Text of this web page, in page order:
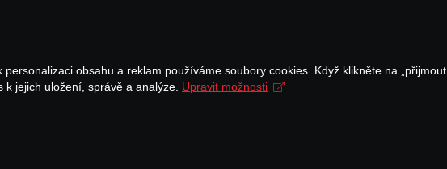
obsahu a reklam používáme soubory cookies. Když klikněte na „přijmout
jejich uložení, správě a analýze. Upravit možnosti